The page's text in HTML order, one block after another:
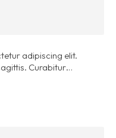
adipiscing elit.
Curabitur…